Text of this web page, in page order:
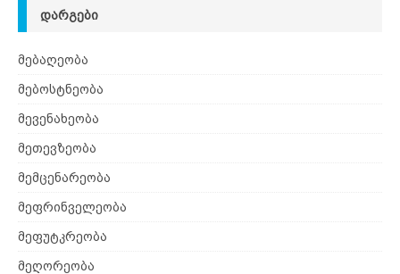
ᲓᲐᲠᲒᲔᲑᲘ
მებაღეობა
მებოსტნეობა
მევენახეობა
მეთევზეობა
მემცენარეობა
მეფრინველეობა
მეფუტკრეობა
მეღორეობა